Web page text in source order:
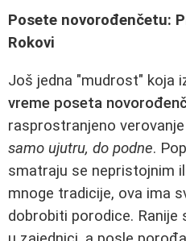
Posete novorođenčetu:
Rokovi
Još jedna "mudrost" koja
vreme poseta
rasprostranjeno
samo ujutru, do podne.
smatraju se nepristojnim
mnoge tradicije, ova ima
dobrobiti porodice.